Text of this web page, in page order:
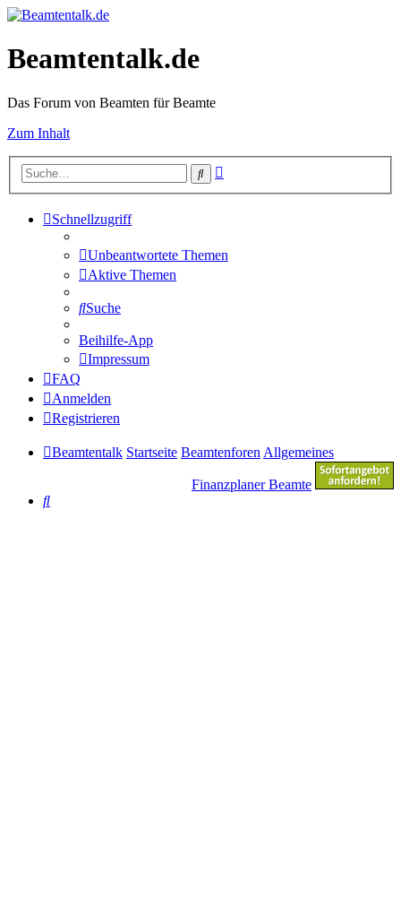
Beamtentalk.de
Das Forum von Beamten für Beamte
Zum Inhalt
Suche
Schnellzugriff
Unbeantwortete Themen
Aktive Themen
Suche
Beihilfe-App
Impressum
FAQ
Anmelden
Registrieren
Beamtentalk Startseite BeamtenforenAllgemeines
Finanzplaner Beamte
Suche